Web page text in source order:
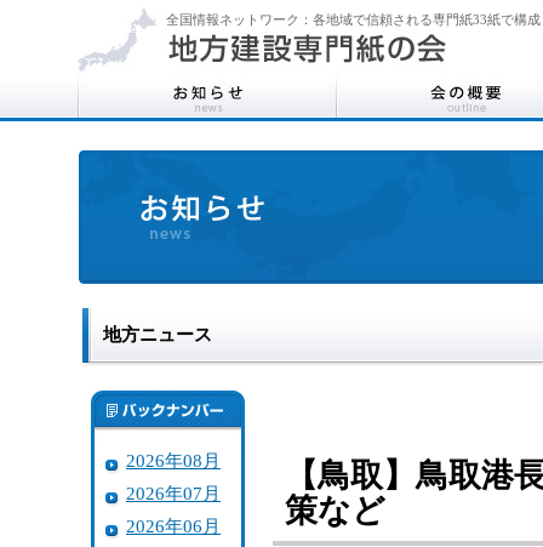
全国情報ネットワーク：各地域で信頼される専門紙33紙で構成
地方ニュース
2026年08月
2026年07月
2026年06月
【鳥取】鳥取港
策など